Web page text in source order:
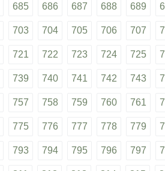
685 686 687 688 689
703 704 705 706 707
721 722 723 724 725
739 740 741 742 743
757 758 759 760 761
775 776 777 778 779
793 794 795 796 797